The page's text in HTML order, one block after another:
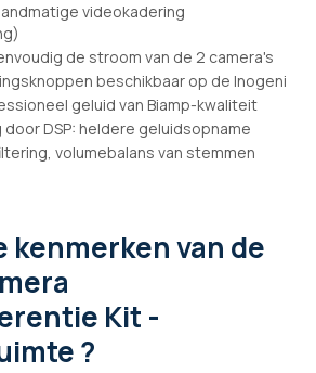
videokadering
de stroom van de 2 camera's
beschikbaar op de Inogeni
geluid van Biamp-kwaliteit
DSP: heldere geluidsopname
volumebalans van stemmen
kenmerkenvan de
Kit -
?